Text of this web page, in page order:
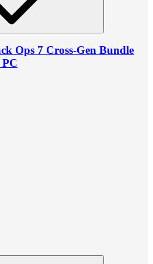
Ops 7 Cross-Gen Bundle
PC